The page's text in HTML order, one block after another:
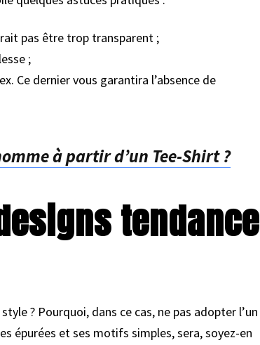
pas être trop transparent ;
;
Ce dernier vous garantira l’absence de
à partir d’un Tee-Shirt ?
tendance
? Pourquoi, dans ce cas, ne pas adopter l’un
épurées et ses motifs simples, sera, soyez-en